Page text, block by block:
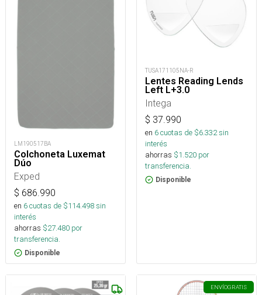
LM190517BA
Colchoneta Luxemat
Dúo
Exped
$ 686.990
en 6cuotas de $114.498sin
interés
ahorras $27.480 por
transferencia.
Disponible
TUSA171105NA-R
Lentes Reading Lends
Left L+3.0
Intega
$ 37.990
en 6cuotas de $6.332sin
interés
ahorras $1.520 por
transferencia.
Disponible
ENVÍOGRATIS